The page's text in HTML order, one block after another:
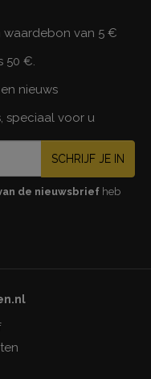
waardebon van 5 €
50 €.
nieuws
speciaal voor u
SCHRIJF JE IN
de nieuwsbrief heb